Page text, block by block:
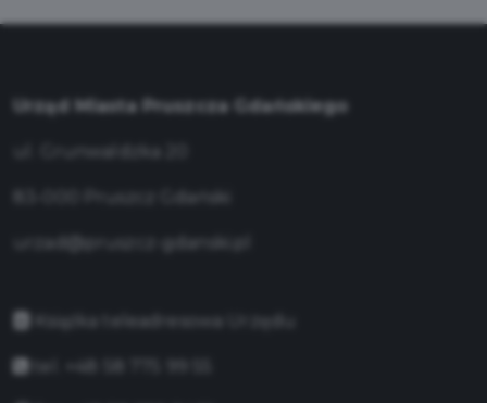
Urząd Miasta Pruszcza Gdańskiego
urzad@pruszcz-gdanski.pl
Książka teleadresowa Urzędu